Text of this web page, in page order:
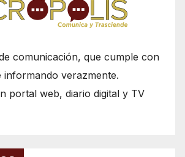
comunicación, que cumple con
informando verazmente.
portal web, diario digital y TV